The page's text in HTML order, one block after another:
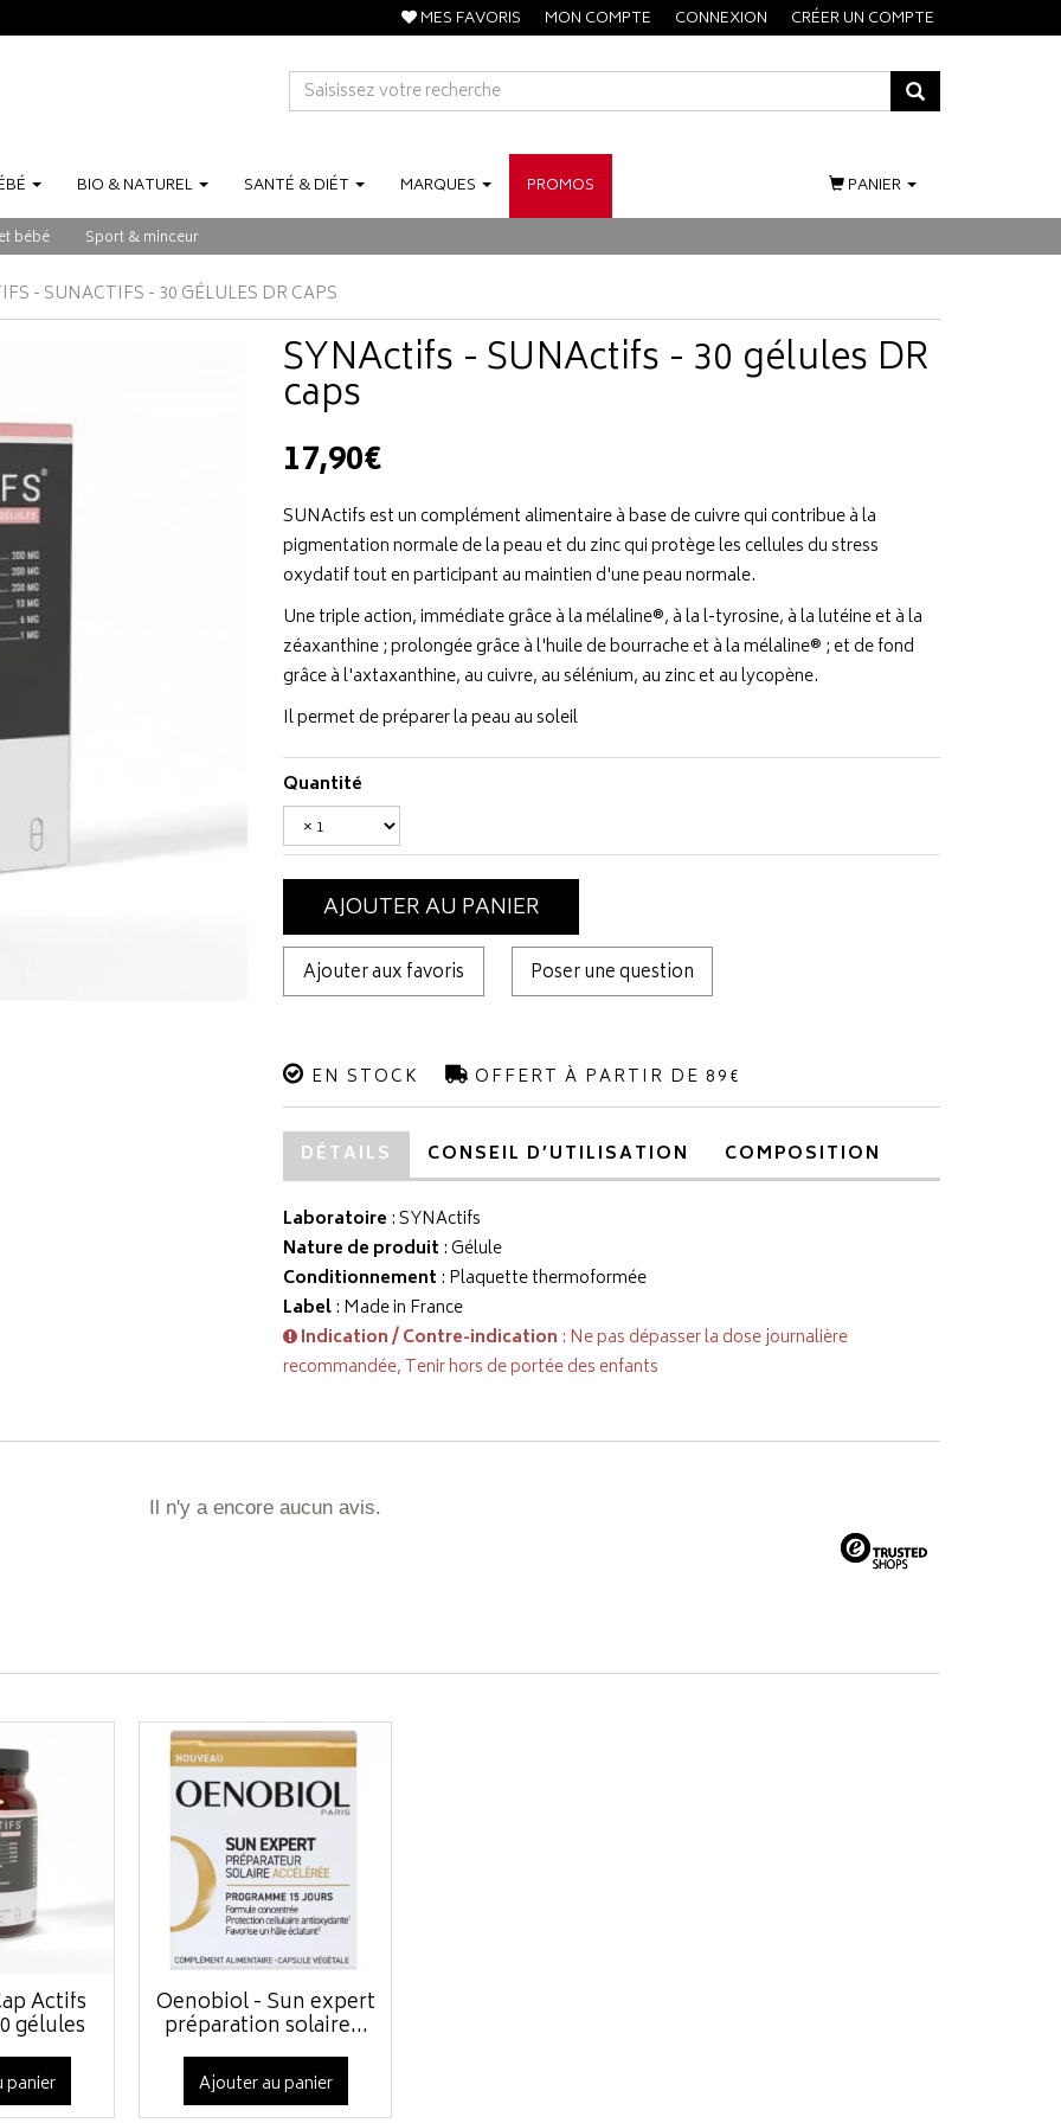
MES FAVORIS MON COMPTE CONNEXION CRÉER UN COMPTE
BIO &NATUREL SANTÉ &DIÉT MARQUES PROMOS
bébé Sport & minceur
PANIER
- SUNACTIFS - 30 GÉLULES DR CAPS
SYNActifs - SUNActifs - 30 gélules DR
caps
17,90€
SUNActifs est un complément alimentaire à base de cuivre qui contribue à la
pigmentation normale de la peau et du zinc qui protège les cellules du stress
oxydatif tout en participant au maintien d'une peau normale.
Une triple action, immédiate grâce à la mélaline®, à la l-tyrosine, à la lutéine et à la
zéaxanthine ; prolongée grâce à l'huile de bourrache et à la mélaline® ; et de fond
grâce à l'axtaxanthine, au cuivre, au sélénium, au zinc et au lycopène.
Il permet de préparer la peau au soleil
Quantité
AJOUTER AU PANIER
Ajouter aux favoris Poser une question
EN STOCK OFFERT À PARTIR DE 89€
DÉTAILS CONSEIL D’UTILISATION COMPOSITION
Laboratoire :SYNActifs
Nature de produit : Gélule
Conditionnement : Plaquette thermoformée
Label: Made in France
Indication / Contre-indication : Ne pas dépasser la dose journalière
recommandée, Tenir hors de portée des enfants
Il n'y a encore aucun avis.
Actifs
gélules
panier
Oenobiol - Sun expert
préparation solaire...
Ajouter au panier